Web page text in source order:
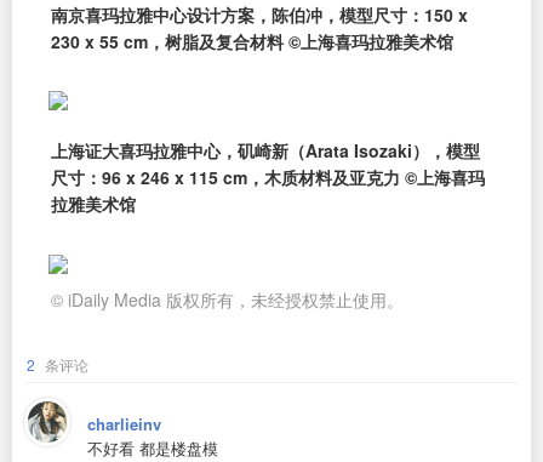
南京喜玛拉雅中心设计方案，陈伯冲，模型尺寸：150 x
230 x 55 cm，树脂及复合材料 ©上海喜玛拉雅美术馆
上海证大喜玛拉雅中心，矶崎新（Arata Isozaki），模型
尺寸：96 x 246 x 115 cm，木质材料及亚克力 ©上海喜玛
拉雅美术馆
© iDaily Media 版权所有，未经授权禁止使用。
2 条评论
charlieinv
不好看 都是楼盘模